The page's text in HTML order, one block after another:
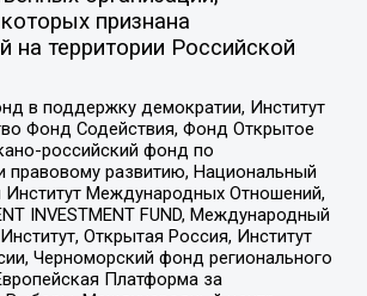
признана
на территории Российской
в поддержку демократии, Институт
Фонд Содействия, Фонд Открытое
российский фонд по
правовому развитию, Национальный
Международных Отношений,
INVESTMENT FUND, Международный
Открытая Россия, Институт
Черноморский фонд регионального
Платформа за